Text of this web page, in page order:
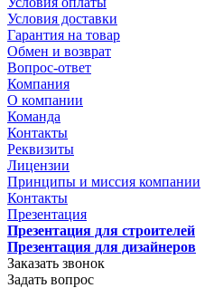
Условия доставки
Гарантия на товар
Обмен и возврат
Вопрос-ответ
Компания
О компании
Команда
Контакты
Реквизиты
Лицензии
Принципы и миссия компании
Контакты
Презентация
Презентация для строителей
Презентация для дизайнеров
Заказать звонок
Задать вопрос